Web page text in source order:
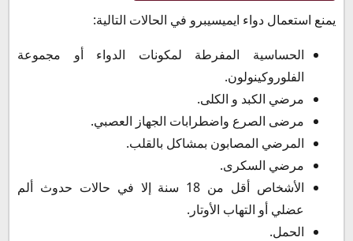
يمنع استعمال دواء ايميسيبرو في الحالات التالية:
الحساسية المفرطة لمكونات الدواء أو مجموعة
الفلوروكينولون.
مرضي الكبد و الكلى.
مرضى الصرع واضطرابات الجهاز العصبي.
المرضي المصابون بمشاكل بالقلب.
مرضي السكرى.
الأشخاص أقل من 18 سنة إلا في حالات حدوث ألم
عضلي أو التهاب الأوتار.
الحمل.